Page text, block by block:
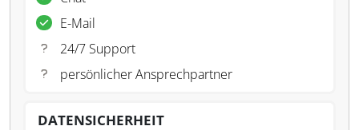
E-Mail
24/7 Support
persönlicher Ansprechpartner
DATENSICHERHEIT